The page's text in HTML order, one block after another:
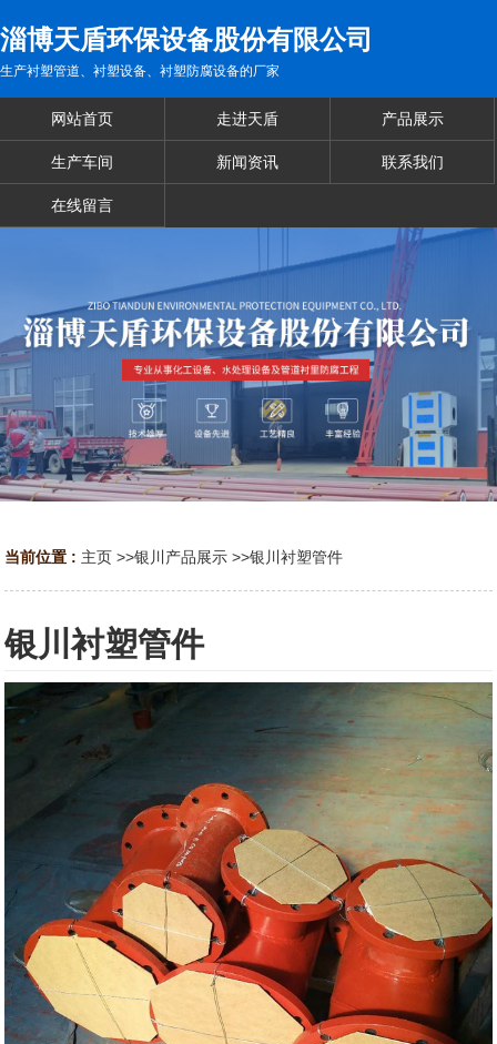
淄博天盾环保设备股份有限公司
生产衬塑管道、衬塑设备、衬塑防腐设备的厂家
网站首页 走进天盾 产品展示
生产车间 新闻资讯 联系我们
在线留言
当前位置 : 主页 >>银川产品展示 >>银川衬塑管件
银川衬塑管件